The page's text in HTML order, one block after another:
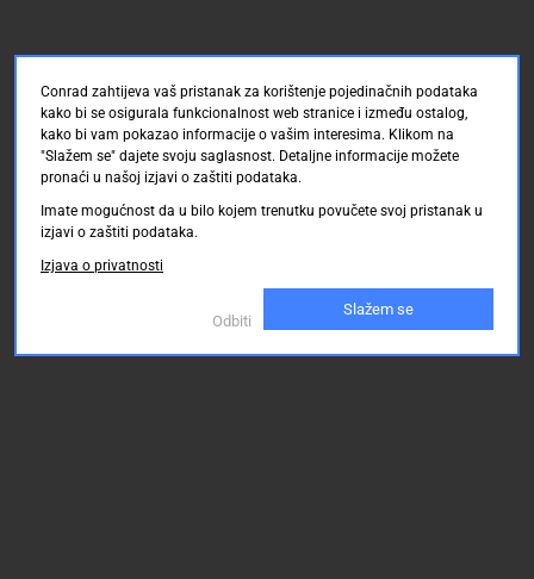
Conrad zahtijeva vaš pristanak za korištenje pojedinačnih podataka
kako bi se osigurala funkcionalnost web stranice i između ostalog,
kako bi vam pokazao informacije o vašim interesima. Klikom na
"Slažem se" dajete svoju saglasnost. Detaljne informacije možete
pronaći u našoj izjavi o zaštiti podataka.
Imate mogućnost da u bilo kojem trenutku povučete svoj pristanak u
izjavi o zaštiti podataka.
Izjava o privatnosti
Odbiti
Slažem se